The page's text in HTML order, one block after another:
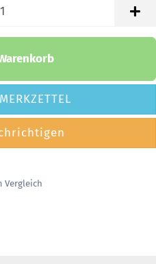
Arbeitstage
Vergleich